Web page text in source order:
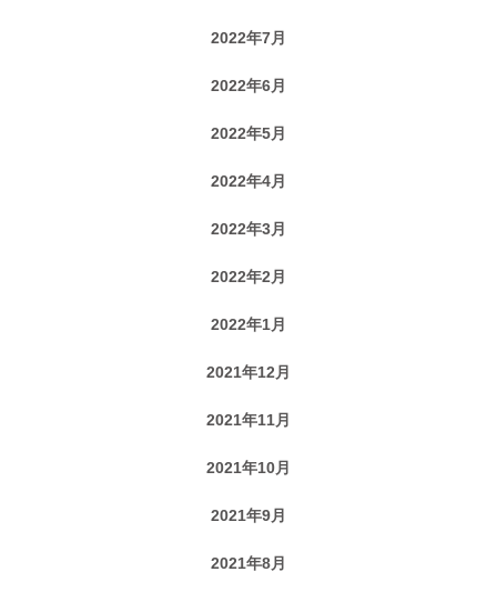
2022年7月
2022年6月
2022年5月
2022年4月
2022年3月
2022年2月
2022年1月
2021年12月
2021年11月
2021年10月
2021年9月
2021年8月